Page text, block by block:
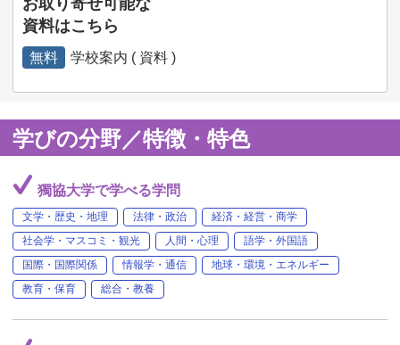
資料はこちら
無料 学校案内 ( 資料 )
学びの分野／特徴・特色
獨協大学で学べる学問
文学・歴史・地理 法律・政治
経済・経営・商学
社会学・マスコミ・観光
人間・心理
語学・外国語
国際・国際関係
情報学・通信
地球・環境・エネルギー
教育・保育
総合・教養